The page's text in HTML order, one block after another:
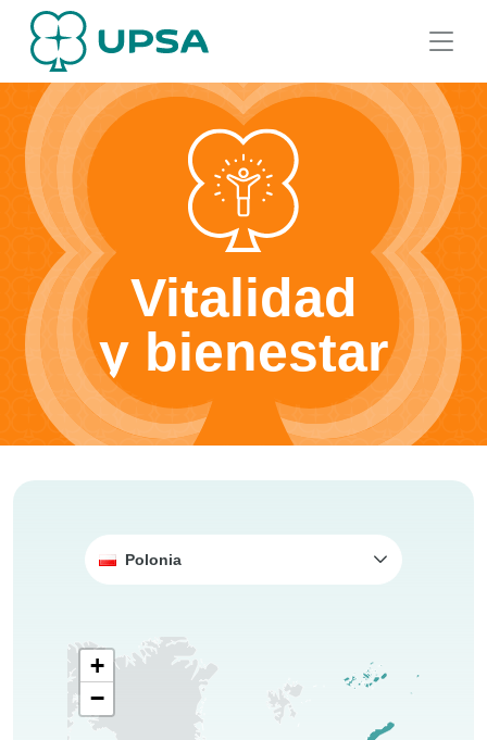
Vitalidad
y bienestar
Polonia
+
−